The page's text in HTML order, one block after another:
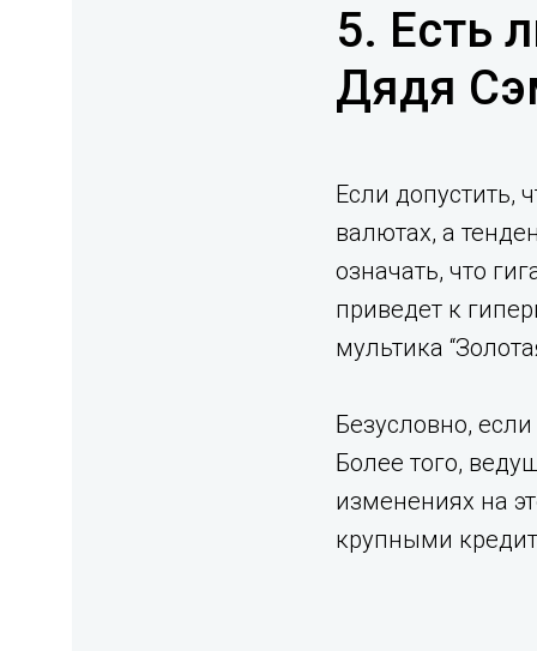
5. Есть
Дядя
Если допустить,
валютах, а
означать, что
приведет к
мультика
Безусловно,
Более того,
изменениях на
крупными